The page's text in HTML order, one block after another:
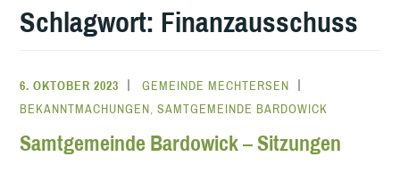
Schlagwort: Finanzausschuss
6. OKTOBER 2023
GEMEINDE MECHTERSEN
BEKANNTMACHUNGEN,SAMTGEMEINDE BARDOWICK
Samtgemeinde Bardowick – Sitzungen